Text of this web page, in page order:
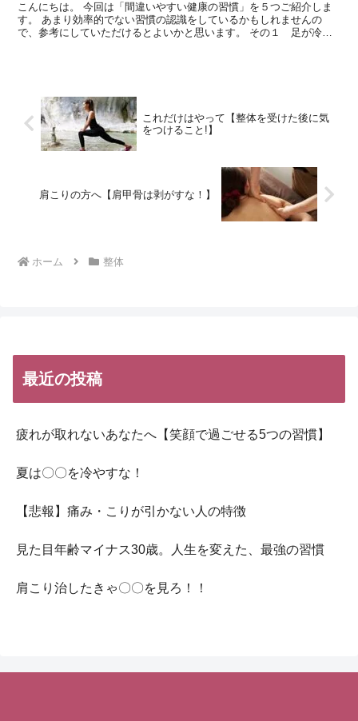
こんにちは。 今回は「間違いやすい健康の習慣」を５つご紹介しま
す。 あまり効率的でない習慣の認識をしているかもしれませんの
で、参考にしていただけるとよいかと思います。 その１ 足が冷え
これだけはやって【整体を受けた後に気
をつけること!】
肩こりの方へ【肩甲骨は剥がすな！】
ホーム 整体
最近の投稿
疲れが取れないあなたへ【笑顔で過ごせる5つの習慣】
夏は〇〇を冷やすな！
【悲報】痛み・こりが引かない人の特徴
見た目年齢マイナス30歳。人生を変えた、最強の習慣
肩こり治したきゃ〇〇を見ろ！！